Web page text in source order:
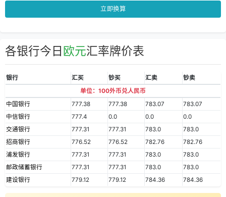
立即换算
各银行今日欧元汇率牌价表
银行 汇买 钞买 汇卖
钞卖
单位：100外币兑人民币
中国银行
777.38 777.38 783.07
783.07
中信银行
777.4 0.0 0.0
0.0
交通银行
777.31 777.31 783.0
783.0
招商银行
776.52 776.52 782.76
782.76
浦发银行
777.31 777.31 783.0
783.0
邮政储蓄银行
777.31 777.31 783.0
783.0
建设银行
779.12 779.12 784.36 784.36